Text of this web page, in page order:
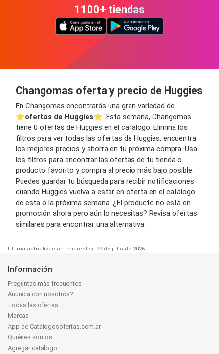
1100+ tiendas
Changomas oferta y precio de Huggies
En Changomas encontrarás una gran variedad de
⭐️ofertas de Huggies⭐️. Esta semana, Changomas
tiene 0 ofertas de Huggies en el catálogo. Elimina los
filtros para ver todas las ofertas de Huggies, encuentra
los mejores precios y ahorra en tu próxima compra. Usa
los filtros para encontrar las ofertas de tu tienda o
producto favorito y compra al precio más bajo posible.
Puedes guardar tu búsqueda para recibir notificaciones
cuando Huggies vuelva a estar en oferta en el catálogo
de esta o la próxima semana. ¿El producto no está en
promoción ahora pero aún lo necesitas? Revisa ofertas
similares para encontrar una alternativa.
Última actualización: miércoles, 29 de julio de 2026
Información
Preguntas más frecuentes
Anunciá con nosotros?
Todas las ofertas
Marcas
App de Catalogosofertas.com.ar
Quiénes somos
Agregar catálogo